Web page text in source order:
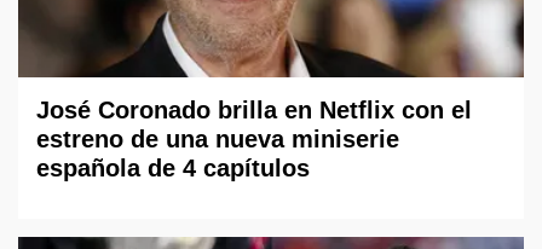
José Coronado brilla en Netflix con el
estreno de una nueva miniserie
española de 4 capítulos